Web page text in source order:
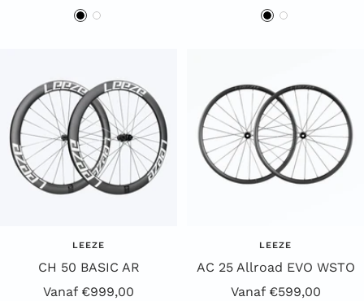
Z
r
t
W
Z
r
t
W
LEEZE
CH 50 BASIC AR
Aanbiedingsprijs
Vanaf €999,00
LEEZE
AC 25 Allroad EVO WSTO
Aanbiedingsprijs
Vanaf €599,00